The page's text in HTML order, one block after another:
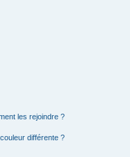
les rejoindre ?
différente ?